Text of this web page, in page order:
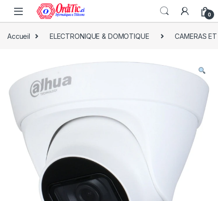
0
Accueil ELECTRONIQUE & DOMOTIQUE CAMERAS